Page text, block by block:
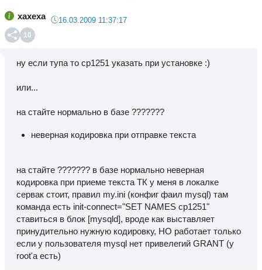
xaxexa 16.03.2009 11:37:17
10
ну если тупа то cp1251 указать при установке :)
или...
на стайте нормально в базе ???????
неверная кодировка при отправке текста
на стайте ??????? в базе нормально неверная
кодировка при приеме текста ТК у меня в локалке
сервак стоит, правил my.ini (конфиг фаил mysql) там
команда есть init-connect="SET NAMES cp1251"
ставиться в блок [mysqld], вроде как выставляет
принудительно нужную кодировку, НО работает только
если у пользователя mysql нет привелегий GRANT (у
root'a есть)